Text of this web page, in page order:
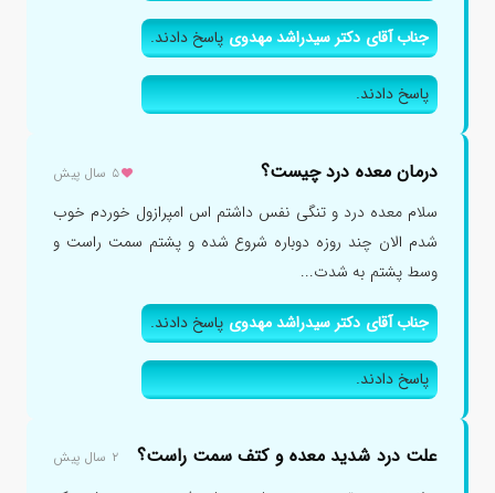
جناب آقای دکتر سیدراشد مهدویپاسخ دادند.
پاسخ دادند.
درمان معده درد چیست؟ ۵ سال پیش
سلام معده درد و تنگی نفس داشتم اس امپرازول خوردم خوب
شدم الان چند روزه دوباره شروع شده و پشتم سمت راست و
وسط پشتم به شدت...
جناب آقای دکتر سیدراشد مهدویپاسخ دادند.
پاسخ دادند.
علت درد شدید معده و کتف سمت راست؟ ۲ سال پیش